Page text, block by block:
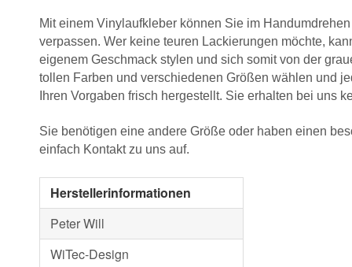
Mit einem Vinylaufkleber können Sie im
verpassen. Wer keine teuren Lackierungen möchte,
eigenem Geschmack stylen und sich somit von der
tollen Farben und verschiedenen Größen wählen und
Ihren Vorgaben frisch hergestellt. Sie erhalten bei uns
Sie benötigen eine andere Größe oder haben einen
einfach Kontakt zu uns auf.
Herstellerinformationen
Peter Will
WiTec-Design